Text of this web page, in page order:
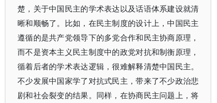
楚，关于中国民主的学术表达以及话语体系建设就清
晰和顺畅了。比如，在民主制度的设计上，中国民主
遵循的是共产党领导下的多党合作和民主协商原理，
而不是资本主义民主制度中的政党对抗和制衡原理，
循着后者的学术表达逻辑，很难解释清楚中国民主。
不少发展中国家学了对抗式民主，带来了不少政治悲
剧和社会裂变的结果。同样，在协商民主问题上，将